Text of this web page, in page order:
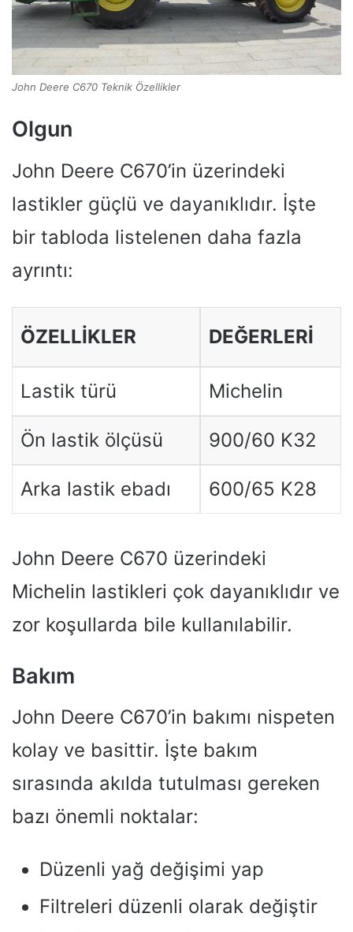
John Deere C670 Teknik Özellikler
Olgun
John Deere C670’in üzerindeki
lastikler güçlü ve dayanıklıdır. İşte
bir tabloda listelenen daha fazla
ayrıntı:
ÖZELLIKLER DEĞERLERI
Lastik türü Michelin
Ön lastik ölçüsü 900/60 K32
Arka lastik ebadı 600/65 K28
John Deere C670 üzerindeki
Michelin lastikleri çok dayanıklıdır ve
zor koşullarda bile kullanılabilir.
Bakım
John Deere C670’in bakımı nispeten
kolay ve basittir. İşte bakım
sırasında akılda tutulması gereken
bazı önemli noktalar:
Düzenli yağ değişimi yap
Filtreleri düzenli olarak değiştir